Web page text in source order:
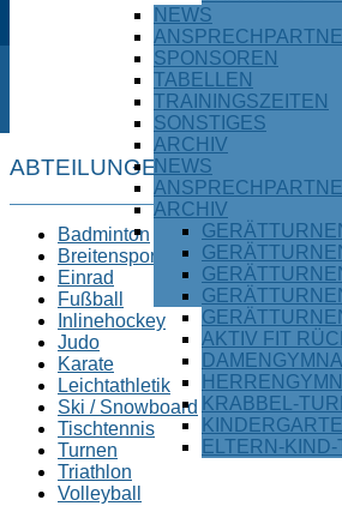
NEWS
SPONSOREN
TABELLEN
TRAININGSZEITEN
SONSTIGES
ARCHIV
NEWS
ARCHIV
AKTIV FIT
KRABBEL-
ELTERN-
ABTEILUNGEN
Badminton
Breitensport
Einrad
Fußball
Inlinehockey
Judo
Karate
Leichtathletik
Ski / Snowboard
Tischtennis
Turnen
Triathlon
Volleyball